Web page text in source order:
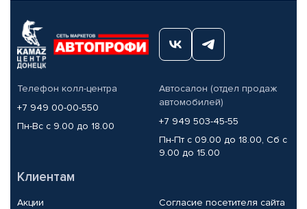
Телефон колл-центра
+7 949 00-00-550
Пн-Вс с 9.00 до 18.00
Автосалон (отдел продаж
автомобилей)
+7 949 503-45-55
Пн-Пт с 09.00 до 18.00, Сб с
9.00 до 15.00
Клиентам
Акции
Согласие посетителя сайта